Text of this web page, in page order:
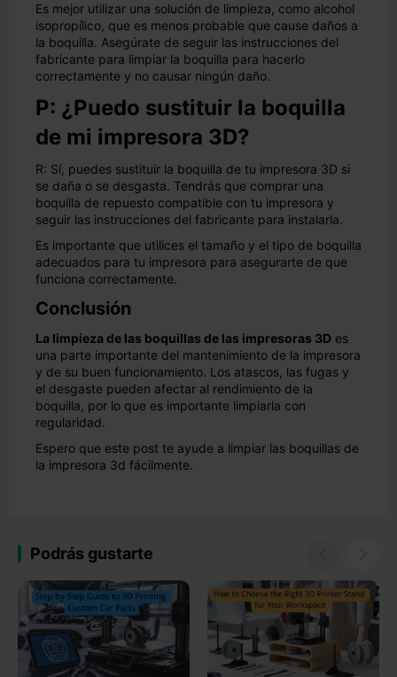
Es mejor utilizar una solución de limpieza, como alcohol
isopropílico, que es menos probable que cause daños a
la boquilla. Asegúrate de seguir las instrucciones del
fabricante para limpiar la boquilla para hacerlo
correctamente y no causar ningún daño.
P: ¿Puedo sustituir la boquilla
de mi impresora 3D?
R: Sí, puedes sustituir la boquilla de tu impresora 3D si
se daña o se desgasta. Tendrás que comprar una
boquilla de repuesto compatible con tu impresora y
seguir las instrucciones del fabricante para instalarla.
Es importante que utilices el tamaño y el tipo de boquilla
adecuados para tu impresora para asegurarte de que
funciona correctamente.
Conclusión
La limpieza de las boquillas de las impresoras 3D es
una parte importante del mantenimiento de la impresora
y de su buen funcionamiento. Los atascos, las fugas y
el desgaste pueden afectar al rendimiento de la
boquilla, por lo que es importante limpiarla con
regularidad.
Espero que este post te ayude a limpiar las boquillas de
la impresora 3d fácilmente.
Podrás gustarte